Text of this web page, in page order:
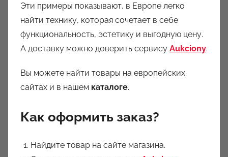
Эти примеры показывают, в Европе легко
найти технику, которая сочетает в себе
функциональность, эстетику и выгодную цену.
А доставку можно доверить сервису Aukciony.
Вы можете найти товары на европейских
сайтах и в нашем каталоге.
Как оформить заказ?
Найдите товар на сайте магазина.